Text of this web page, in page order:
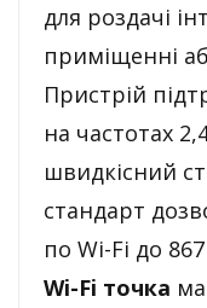
для роздачі
приміщенні
Пристрій
на частотах
швидкісний
стандарт
по Wi-Fi до
Wi-Fi точка